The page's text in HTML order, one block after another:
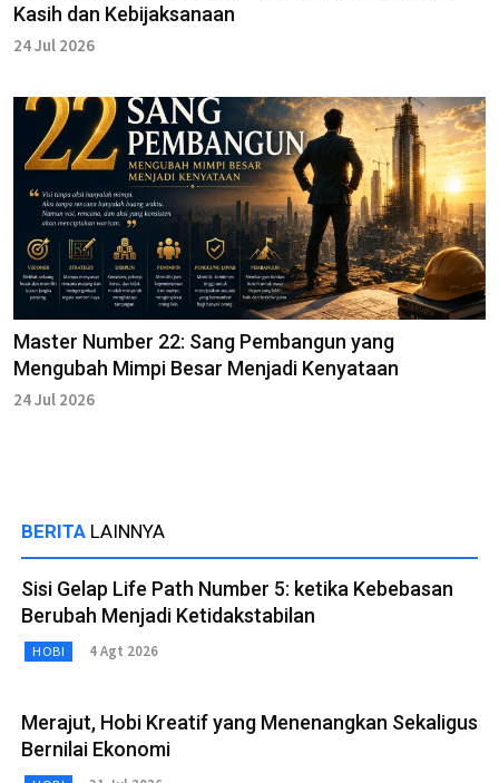
Kasih dan Kebijaksanaan
24 Jul 2026
Master Number 22: Sang Pembangun yang
Mengubah Mimpi Besar Menjadi Kenyataan
24 Jul 2026
BERITA LAINNYA
Sisi Gelap Life Path Number 5: ketika Kebebasan
Berubah Menjadi Ketidakstabilan
HOBI 4 Agt 2026
Merajut, Hobi Kreatif yang Menenangkan Sekaligus
Bernilai Ekonomi